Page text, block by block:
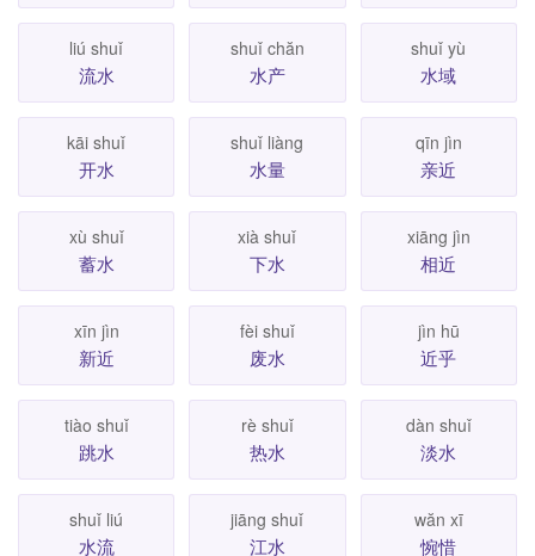
liú shuǐ
流水
shuǐ chăn
水产
shuǐ yù
水域
kāi shuǐ
开水
shuǐ liàng
水量
qīn jìn
亲近
xù shuǐ
蓄水
xià shuǐ
下水
xiāng jìn
相近
xīn jìn
新近
fèi shuǐ
废水
jìn hū
近乎
tiào shuǐ
跳水
rè shuǐ
热水
dàn shuǐ
淡水
shuǐ liú
水流
jiāng shuǐ
江水
wăn xī
惋惜